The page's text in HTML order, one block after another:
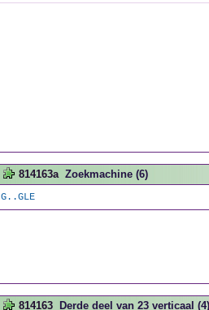
814163a Zoekmachine (6)
G..GLE
814163 Derde deel van 23 verticaal (4)